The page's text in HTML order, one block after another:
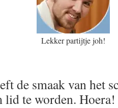
Lekker partijtje joh!
de smaak van het
lid te worden. Hoera!